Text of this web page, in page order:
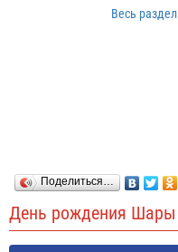
Весь раздел
Поделиться…
День рождения Шары